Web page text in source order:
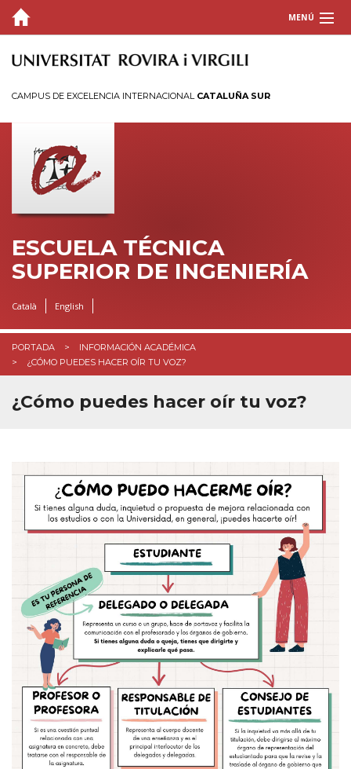
MENÚ
LA ESCUELA
HORARIOS Y CALENDARIOS
INFORMACIÓN ACADÉMICA
Guía docente
Alumnos de nuevo acceso
¿Cómo puedes hacer oír tu voz?
Tutorías
Trabajo Final de Grado / Máster
Reglamento y normativa
BUZÓN
INTRANET
CAMPUS DE EXCELENCIA INTERNACIONAL CATALUÑA SUR
ESCUELA TÉCNICA
SUPERIOR DE INGENIERÍA
Català English
PORTADA
INFORMACIÓN ACADÉMICA
¿CÓMO PUEDES HACER OÍR TU VOZ?
¿Cómo puedes hacer oír tu voz?